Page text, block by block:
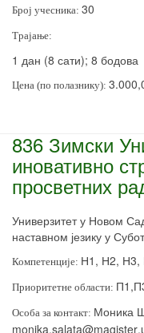
Број учесника: 30
Трајање:
1 дан (8 сати); 8 бодова
Цена (по полазнику):
836 Зимски
иновативно
просветних
Универзитет у Новом
наставном језику у
Компетенције: Н1, Н2, Н3,
Приоритетне области:
Особа за контакт: Моника
monika.salata@magister.